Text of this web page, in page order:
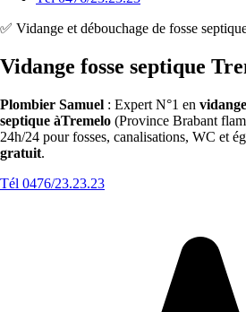
✅ Vidange et débouchage de fosse
Vidange fosse septique
Plombier Samuel : Expert N°1 en
septique àTremelo (Province Brabant
24h/24 pour fosses, canalisations, WC et
gratuit.
Tél 0476/23.23.23